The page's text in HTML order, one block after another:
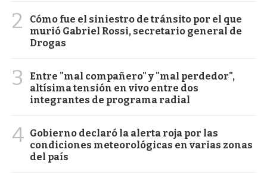
2
Cómo fue el siniestro de tránsito por el que
murió Gabriel Rossi, secretario general de
Drogas
3
Entre "mal compañero" y "mal perdedor",
altísima tensión en vivo entre dos
integrantes de programa radial
4 Gobierno declaró la alerta roja por las
condiciones meteorológicas en varias zonas
del país